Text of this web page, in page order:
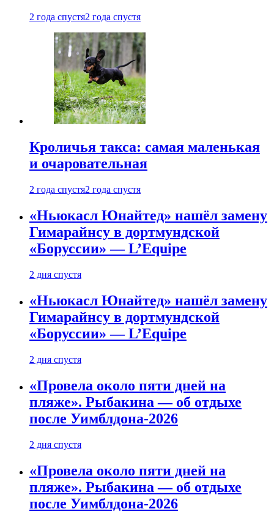
2 года спустя2 года спустя
Кроличья такса: самая маленькая
и очаровательная
2 года спустя2 года спустя
«Ньюкасл Юнайтед» нашёл замену
Гимарайнсу в дортмундской
«Боруссии» — L’Equipe
2 дня спустя
«Ньюкасл Юнайтед» нашёл замену
Гимарайнсу в дортмундской
«Боруссии» — L’Equipe
2 дня спустя
«Провела около пяти дней на
пляже». Рыбакина — об отдыхе
после Уимблдона-2026
2 дня спустя
«Провела около пяти дней на
пляже». Рыбакина — об отдыхе
после Уимблдона-2026